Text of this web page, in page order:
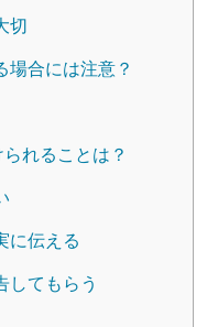
切
合には注意？
れることは？
に伝える
してもらう